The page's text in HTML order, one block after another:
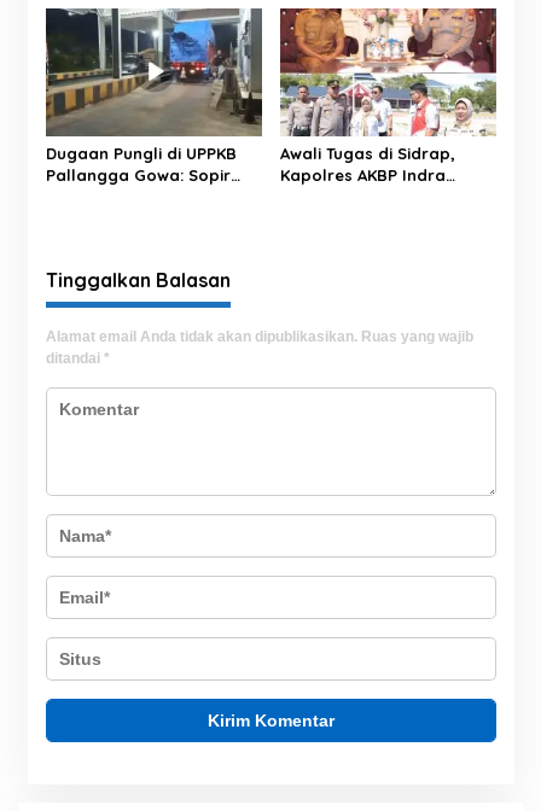
Cetak Anggota
Berkompetensi
Tapalang, Masyarakat
Minta Aparat Lakukan
Penyelidikan
Dugaan Pungli di UPPKB
Pallangga Gowa: Sopir
Awali Tugas di Sidrap,
Kapolres AKBP Indra
Tinggalkan Balasan
Alamat email Anda tidak akan dipublikasikan. Ruas yang wajib
ditandai *